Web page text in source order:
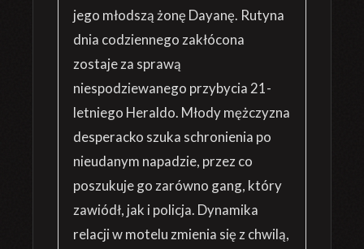
jego młodszą żonę Dayanę. Rutyna
dnia codziennego zakłócona
zostaje za sprawą
niespodziewanego przybycia 21-
letniego Heraldo. Młody mężczyzna
desperacko szuka schronienia po
nieudanym napadzie, przez co
poszukuje go zarówno gang, który
zawiódł, jak i policja. Dynamika
relacji w motelu zmienia się z chwilą,